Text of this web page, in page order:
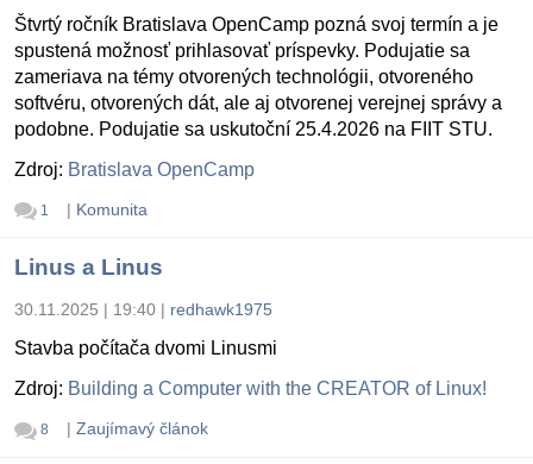
Štvrtý ročník Bratislava OpenCamp pozná svoj termín a je
spustená možnosť prihlasovať príspevky. Podujatie sa
zameriava na témy otvorených technológii, otvoreného
softvéru, otvorených dát, ale aj otvorenej verejnej správy a
podobne. Podujatie sa uskutoční 25.4.2026 na FIIT STU.
Zdroj: Bratislava OpenCamp
1 | Komunita
Linus a Linus
30.11.2025 | 19:40 | redhawk1975
Stavba počítača dvomi Linusmi
Zdroj: Building a Computer with the CREATOR of Linux!
8 | Zaujímavý článok